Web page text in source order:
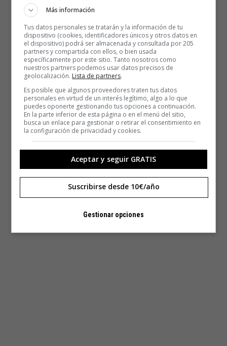
Más información
Tus datos personales se tratarán y la información de tu
dispositivo (cookies, identificadores únicos y otros datos en
el dispositivo) podrá ser almacenada y consultada por 205
partners y compartida con ellos, o bien usada
específicamente por este sitio. Tanto nosotros como
nuestros partners podemos usar datos precisos de
geolocalización. Lista de partners.
Es posible que algunos proveedores traten tus datos
personales en virtud de un interés legítimo, algo a lo que
puedes oponerte gestionando tus opciones a continuación.
En la parte inferior de esta página o en el menú del sitio,
busca un enlace para gestionar o retirar el consentimiento en
la configuración de privacidad y cookies.
Aceptar y seguir GRATIS
Suscribirse desde 10€/año
Gestionar opciones